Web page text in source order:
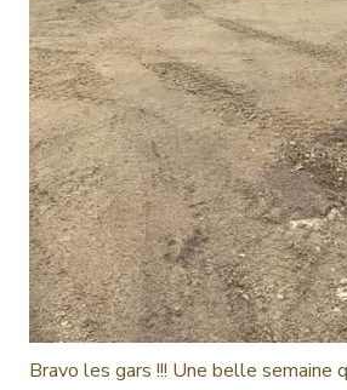
Bravo les gars !!! Une belle semaine